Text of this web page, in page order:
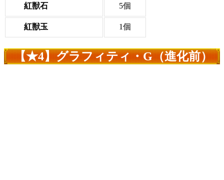
紅獣石 5個
紅獣玉 1個
【★4】グラフィティ・G（進化前）